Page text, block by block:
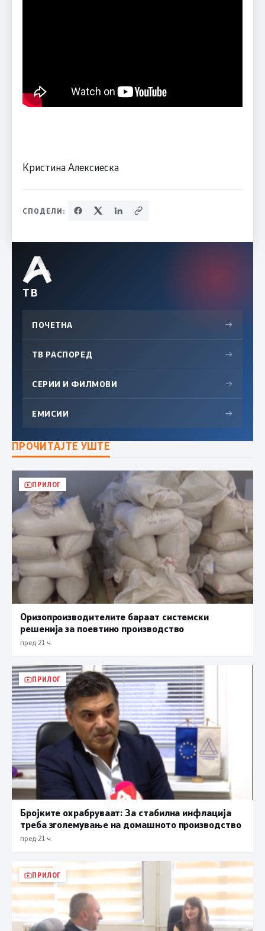
Кристина Алексиеска
СПОДЕЛИ:
ТВ
ПОЧЕТНА →
ТВ РАСПОРЕД →
СЕРИИ И ФИЛМОВИ →
ЕМИСИИ →
ПРОЧИТАЈТЕ УШТЕ
ПРИЛОГ
Оризопроизводителите бараат системски
решенија за поевтино производство
пред 21 ч.
ПРИЛОГ
Бројките охрабруваат: За стабилна инфлација
треба зголемување на домашното производство
пред 21 ч.
ПРИЛОГ